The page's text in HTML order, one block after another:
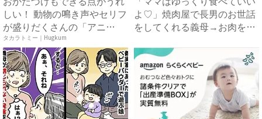
しい！ 動物の鳴き声やセリフ
が盛りだくさんの「アニ
ア ...
タカラトミー｜Hugkum
よ♡」焼肉屋で長男のお世話
をしてくれる義母→お肉をお